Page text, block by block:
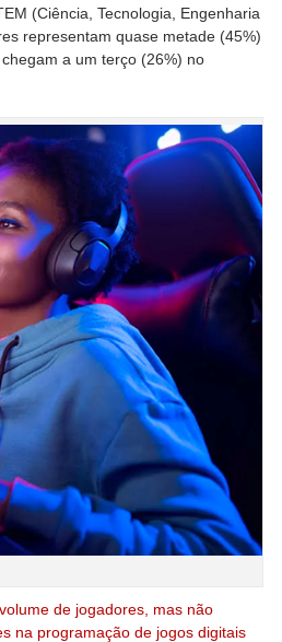
(Ciência, Tecnologia, Engenharia
representam quase metade (45%)
a um terço (26%) no
de jogadores, mas não
na programação de jogos digitais